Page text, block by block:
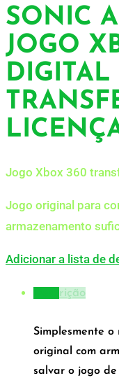
SONIC
JOGO
DIGITAL
Jogo Xbox 360
Jogo original para
armazenamento
Adicionar a lista de
Descrição
Simplesmente
original com
salvar o jogo de